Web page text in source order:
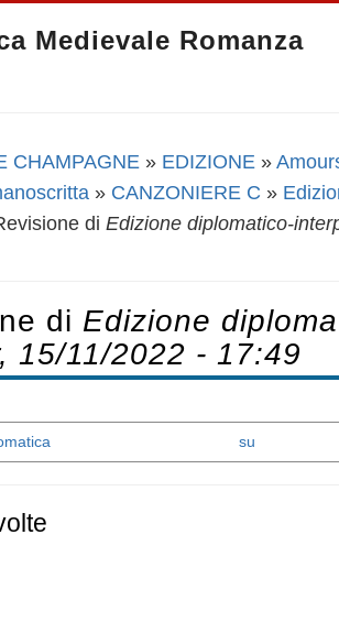
Medievale Romanza
CHAMPAGNE » EDIZIONE »
» CANZONIERE C »
di Edizione diplomatico-
di Edizione
15/11/2022 - 17:49
su